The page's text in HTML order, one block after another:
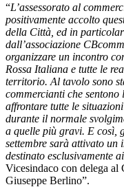
“L’assessorato al
positivamente accolto
della Città, ed in
dall’associazione
organizzare un incontro
Rossa Italiana e tutte le
territorio. Al tavolo sono
commercianti che sentono
affrontare tutte le
durante il normale
a quelle più gravi. E così,
settembre sarà attivato
destinato esclusivamente
Vicesindaco con delega
Giuseppe Berlino”.